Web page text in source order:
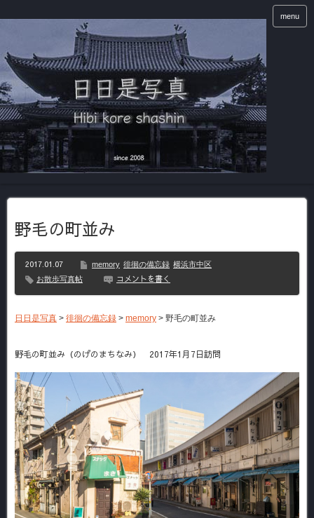
menu
野毛の町並み
2017.01.07 memory 徘徊の備忘録 横浜市中区
お散歩写真帖
コメントを書く
日日是写真 > 徘徊の備忘録 > memory > 野毛の町並み
野毛の町並み（のげのまちなみ） 2017年1月7日訪問